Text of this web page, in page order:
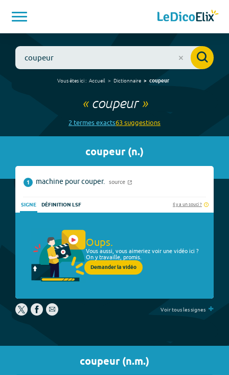
Vous êtes ici : Accueil Dictionnaire coupeur
« coupeur»
2 termesexacts63suggestions
coupeur(n.)
1 machine pour couper. source
SIGNE DÉFINITION LSF Il y a un souci ?
Oups.
Vous aussi, vous aimeriez voir une vidéo ici ?
On y travaille, promis.
Demander la vidéo
Voir tous les signes +
coupeur(n.m.)